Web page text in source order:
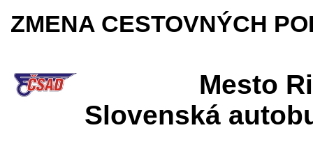
ZMENA CESTOVNÝCH
Mesto
Slovenská